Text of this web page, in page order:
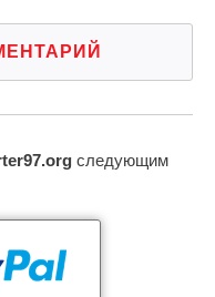
следующим